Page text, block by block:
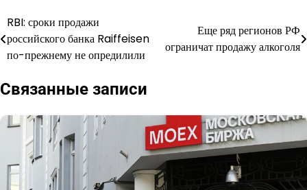
Навигация
по
RBI: сроки продажи
российского банка Raiffeisen
по-прежнему не опредилили
Еще ряд регионов РФ
ограничат продажу алкоголя
Связанные записи